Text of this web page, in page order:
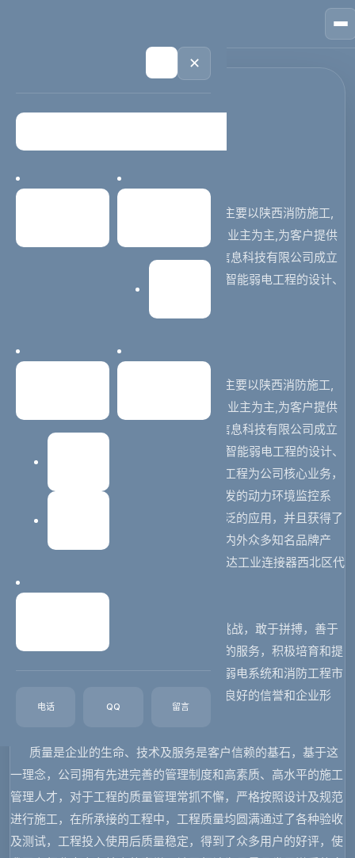
✕
电话 QQ 留言
Hansion机房监控
网站优化 2023-02-07
Hansion机房监控,陕西汉硕智能信息公司主要以陕西消防施工,
陕西pdu,陕西工业连接器,陕西蓄电池养护业主为主,为客户提供
消防施工,电池延寿服务。 西安汉硕智能信息科技有限公司成立
于2013年，位于西安市高新区。主要从事智能弱电工程的设计、
Hansion机房监控,陕西汉硕智能信息公司主要以陕西消防施工,
陕西pdu,陕西工业连接器,陕西蓄电池养护业主为主,为客户提供
消防施工,电池延寿服务。 西安汉硕智能信息科技有限公司成立
于2013年，位于西安市高新区。主要从事智能弱电工程的设计、
施工、维保，其中以机房建设和消防建设工程为公司核心业务，
是西北知名的高科技企业。由公司自主研发的动力环境监控系
统、蓄电池在线养护仪在各行业得到了广泛的应用，并且获得了
好评，另外公司还代理机房和消防系统国内外众多知名品牌产
品，包括高佰公司PDU西北区经销商，怡达工业连接器西北区代
理等。
公司成立以来，面对激烈竞争的市场挑战，敢于拼搏，善于
创新，以崭新的理念、科学的管理和优质的服务，积极培育和提
高企业的核心竞争力，为公司在国内机房弱电系统和消防工程市
场中奠定了可靠基础，并在市场中树立了良好的信誉和企业形
质量是企业的生命、技术及服务是客户信赖的基石，基于这
一理念，公司拥有先进完善的管理制度和高素质、高水平的施工
管理人才，对于工程的质量管理常抓不懈，严格按照设计及规范
进行施工，在所承接的工程中，工程质量均圆满通过了各种验收
及测试，工程投入使用后质量稳定，得到了众多用户的好评，使